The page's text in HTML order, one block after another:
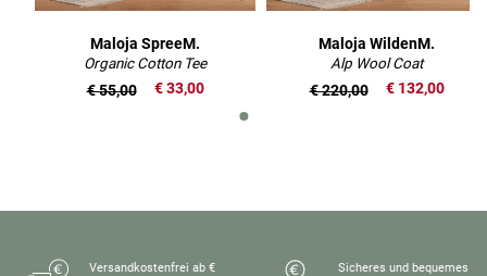
Maloja SpreeM.
Organic Cotton Tee
€ 33,00
€ 55,00
Maloja WildenM.
Alp Wool Coat
€ 132,00
€ 220,00
Versandkostenfrei ab €
Sicheres und bequemes